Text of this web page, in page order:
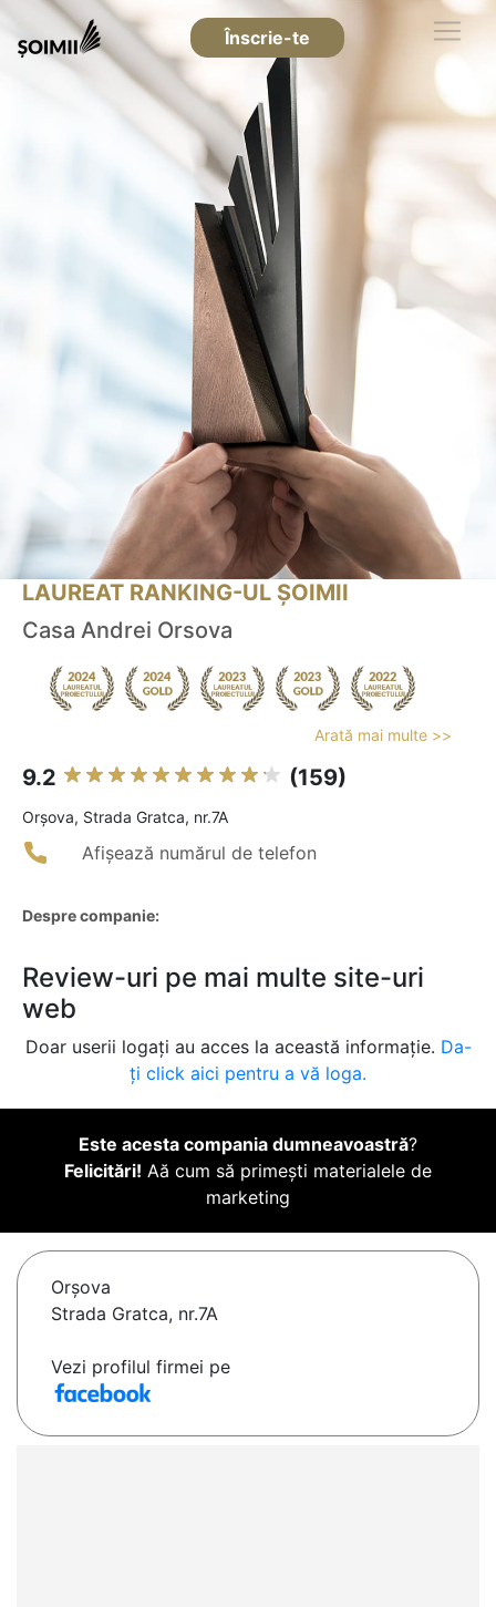
Înscrie-te
LAUREAT RANKING-UL ȘOIMII
Casa Andrei Orsova
Arată mai multe >>
9.2 (159)
Orşova, Strada Gratca, nr.7A
Afișează numărul de telefon
Despre companie:
Review-uri pe mai multe site-uri
web
Doar userii logați au acces la această informație. Da-
ți click aici pentru a vă loga.
Este acesta compania dumneavoastră?
Felicitări! Aă cum să primești materialele de
marketing
Orşova
Strada Gratca, nr.7A
Vezi profilul firmei pe